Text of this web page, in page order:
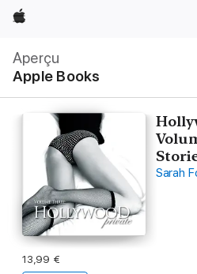
Apple
Aperçu
Apple Books
locale
Ouvrir
menu
Sarah
13,99 €